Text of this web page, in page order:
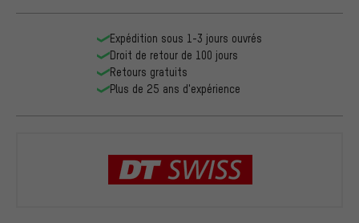
Expédition sous 1-3 jours ouvrés
Droit de retour de 100 jours
Retours gratuits
Plus de 25 ans d'expérience
DT Swiss